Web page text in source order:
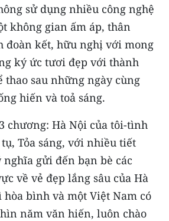
sử dụng nhiều công nghệ
không gian ấm áp, thân
đoàn kết, hữu nghị với mong
ký ức tươi đẹp với thành
thao sau những ngày cùng
hiến và toả sáng.
chương: Hà Nội của tôi-tình
Tỏa sáng, với nhiều tiết
nghĩa gửi đến bạn bè các
về vẻ đẹp lắng sâu của Hà
bình và một Việt Nam có
năm văn hiến, luôn chào